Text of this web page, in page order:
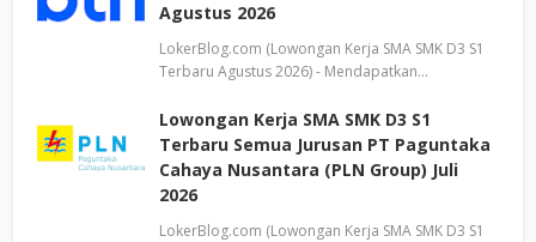
Agustus 2026
LokerBlog.com (Lowongan Kerja SMA SMK D3 S1
Terbaru Agustus 2026) - Mendapatkan…
Lowongan Kerja SMA SMK D3 S1
Terbaru Semua Jurusan PT Paguntaka
Cahaya Nusantara (PLN Group) Juli
2026
LokerBlog.com (Lowongan Kerja SMA SMK D3 S1